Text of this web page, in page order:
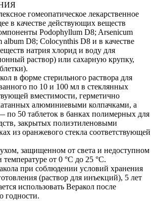
гомеопатическое лекарственное
в качестве действующих веществ
Podophyllum D8; Arsenicum
album D8; Colocynthis D8 и в качестве
натрия хлорид и воду для
раствор) или сахарную крупку,
в форме стерильного раствора для
по 10 и 100 мл в стеклянных
вместимости, герметично
алюминиевыми колпачками, а
по 50 таблеток в банках полимерных для
закрытых полиэтиленовыми
из оранжевого стекла соответствующей
защищенном от света и недоступном
температуре от 0 °С до 25 °С.
при соблюдении условий хранения
(раствор для инъекций), 5 лет
использовать Веракол после
годности.